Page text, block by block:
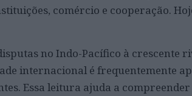
comércio e cooperação.
no Indo-Pacífico à crescente
internacional é frequentemente
Essa leitura ajuda a